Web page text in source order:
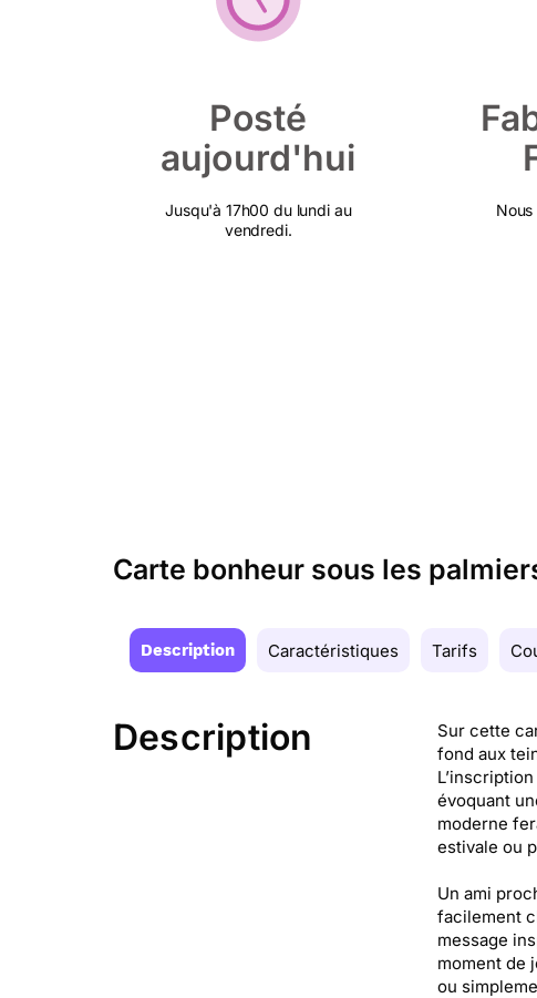
Posté
aujourd'hui
Jusqu'à 17h00 du lundi au
vendredi.
Carte bonheur sous les
Description Caractéristiques Tarifs
Description
Sur cette
fond aux
évoquant
moderne
estivale ou
Un ami
facilement
message
moment de
ou